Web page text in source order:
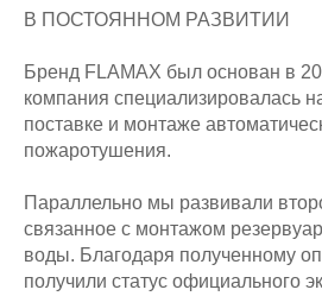
В ПОСТОЯННОМ РАЗВИТИИ
Бренд FLAMAX был основан в
компания специализировалась
поставке и монтаже
пожаротушения.
Параллельно мы развивали
связанное с монтажом
воды. Благодаря полученному
получили статус официального